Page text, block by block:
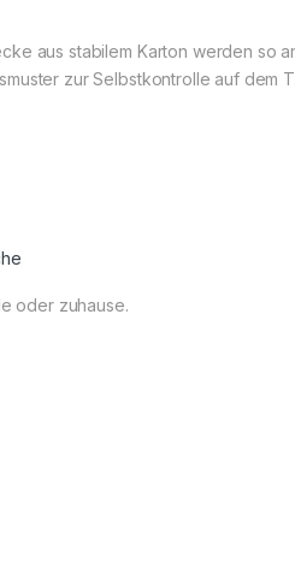
aus stabilem Karton werden so
zur Selbstkontrolle auf dem
oder zuhause.